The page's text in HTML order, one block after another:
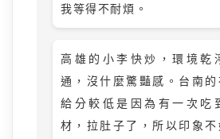
我等得不耐煩。
高雄的小李快炒，環境乾
通，沒什麼驚豔感。台南
給分較低是因為有一次吃
材，拉肚子了，所以印象